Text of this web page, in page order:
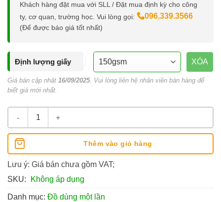
Khách hàng đặt mua với SLL / Đặt mua định kỳ cho công
ty, cơ quan, trường học. Vui lòng gọi:
096.339.3566
(Để được báo giá tốt nhất)
Định lượng giấy XÓA
Giá bán cập nhật 16/09/2025. Vui lòng liên hệ nhân viên bán hàng để
biết giá mới nhất.
Tô Giấy Kraft Nhỏ 750ml số lượng
Thêm vào giỏ hàng
Lưu ý: Giá bán chưa gồm VAT;
SKU:
Không áp dụng
Danh mục: Đồ dùng một lần